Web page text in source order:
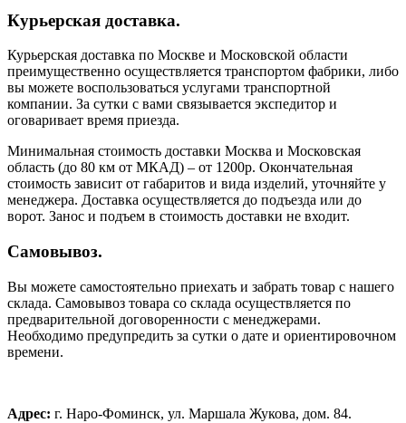
Курьерская доставка.
Курьерская доставка по Москве и Московской области
преимущественно осуществляется транспортом фабрики, либо
вы можете воспользоваться услугами транспортной
компании. За сутки с вами связывается экспедитор и
оговаривает время приезда.
Минимальная стоимость доставки Москва и Московская
область (до 80 км от МКАД) – от 1200р. Окончательная
стоимость зависит от габаритов и вида изделий, уточняйте у
менеджера. Доставка осуществляется до подъезда или до
ворот. Занос и подъем в стоимость доставки не входит.
Самовывоз.
Вы можете самостоятельно приехать и забрать товар с нашего
склада. Самовывоз товара со склада осуществляется по
предварительной договоренности с менеджерами.
Необходимо предупредить за сутки о дате и ориентировочном
времени.
Адрес: г. Наро-Фоминск, ул. Маршала Жукова, дом. 84.